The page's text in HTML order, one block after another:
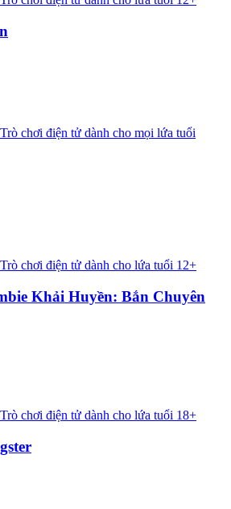
Trò chơi điện tử dành cho mọi lứa tuổi
Trò chơi điện tử dành cho lứa tuổi 12+
Khải Huyền: Bắn Chuyên
Trò chơi điện tử dành cho lứa tuổi 18+